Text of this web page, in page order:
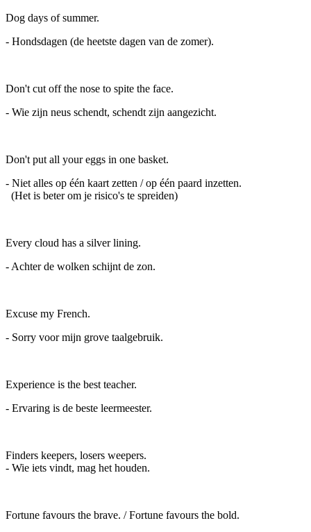
Dog days of summer.
- Hondsdagen (de heetste dagen van de zomer).
Don't cut off the nose to spite the face.
- Wie zijn neus schendt, schendt zijn aangezicht.
Don't put all your eggs in one basket.
- Niet alles op één kaart zetten / op één paard inzetten.
(Het is beter om je risico's te spreiden)
Every cloud has a silver lining.
- Achter de wolken schijnt de zon.
Excuse my French.
- Sorry voor mijn grove taalgebruik.
Experience is the best teacher.
- Ervaring is de beste leermeester.
Finders keepers, losers weepers.
- Wie iets vindt, mag het houden.
Fortune favours the brave. / Fortune favours the bold.